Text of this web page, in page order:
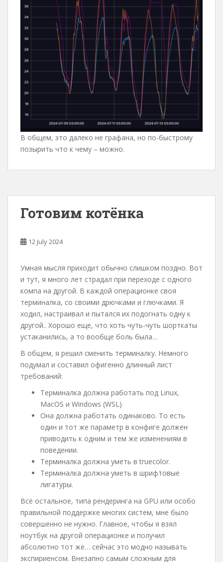
В общем, это далеко не графана, но по-быстрому
позырить что к чему – можно.
Готовим котёнка
12 July 2024
Умная мысля приходит обычно слишком поздно. Вот
и тут, я много лет страдал при переходе с одного
компа на другой. В каждой операционке своя
терминалка, со своими дрючками и глючками. Я
ходил, настраивал и пытался их подогнать одну к
другой.. Хорошо еще, что хоть чуть-чуть шорткаты
устаканились, а то вообще боль была…
В общем, я решил сменить терминалку. Немного
подумал и составил офигенно длинный лист
требований:
Терминалка должна работать под Linux,
MacOS и Windows (WSL)
Она должна работать одинаково. То есть
один и тот же параметр в конфиге должен
приводить к одним и тем же изменениям в
поведении.
Терминалка должна уметь в truecolor.
Терминалка должна уметь в шрифтовые
лигатуры.
Всё остальное, типа рендеринга на GPU или особо
правильной поддержке многих систем, мне было
совершенно не нужно. Главное, чтобы я взял
ноутбук на другой операционке и получил
абсолютно тот же… сейчас это модно называть
экспириенсом. Внезапно самым сложным для